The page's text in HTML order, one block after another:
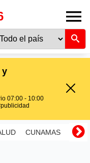
y
07:00 - 10:00
CUNAMAS